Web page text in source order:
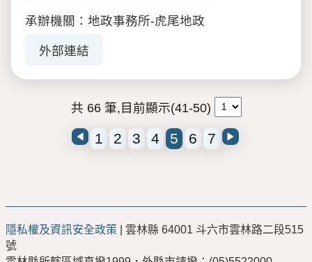
承辦機關：地政事務所-虎尾地政
外部連結
共 66 筆,目前顯示(41-50)
1 2 3 4 5 6 7
隱私權及資訊安全政策 | 雲林縣 64001 斗六市雲林路二段515
號